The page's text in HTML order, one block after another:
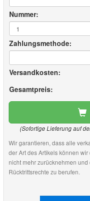
Nummer:
Zahlungsmethode:
Versandkosten:
Gesamtpreis:
(Sofortige Lieferung auf
Wir garantieren, dass alle
der Art des Artikels können
nicht mehr zurücknehmen
Rücktrittsrechte zu berufen.